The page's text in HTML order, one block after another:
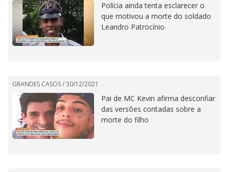
Polícia ainda tenta esclarecer o
que motivou a morte do soldado
Leandro Patrocínio
GRANDES CASOS /30/12/2021
Pai de MC Kevin afirma desconfiar
das versões contadas sobre a
morte do filho